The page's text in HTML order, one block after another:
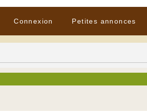
Connexion Petites annonces